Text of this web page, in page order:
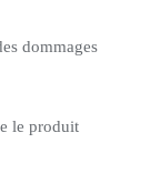
dommages
le produit